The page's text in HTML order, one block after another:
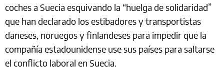
coches a Suecia esquivando la “huelga de solidaridad”
que han declarado los estibadores y transportistas
daneses, noruegos y finlandeses para impedir que la
compañía estadounidense use sus países para saltarse
el conflicto laboral en Suecia.